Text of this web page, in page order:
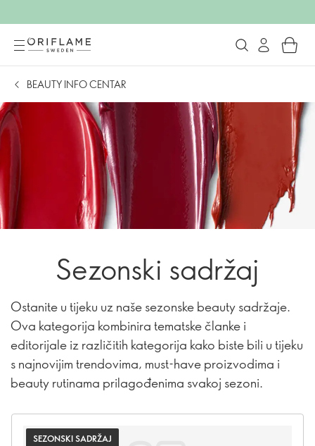
BEAUTY INFO CENTAR
Sezonski sadržaj
Ostanite u tijeku uz naše sezonske beauty sadržaje.
Ova kategorija kombinira tematske članke i
editorijale iz različitih kategorija kako biste bili u tijeku
s najnovijim trendovima, must-have proizvodima i
beauty rutinama prilagođenima svakoj sezoni.
SEZONSKI SADRŽAJ